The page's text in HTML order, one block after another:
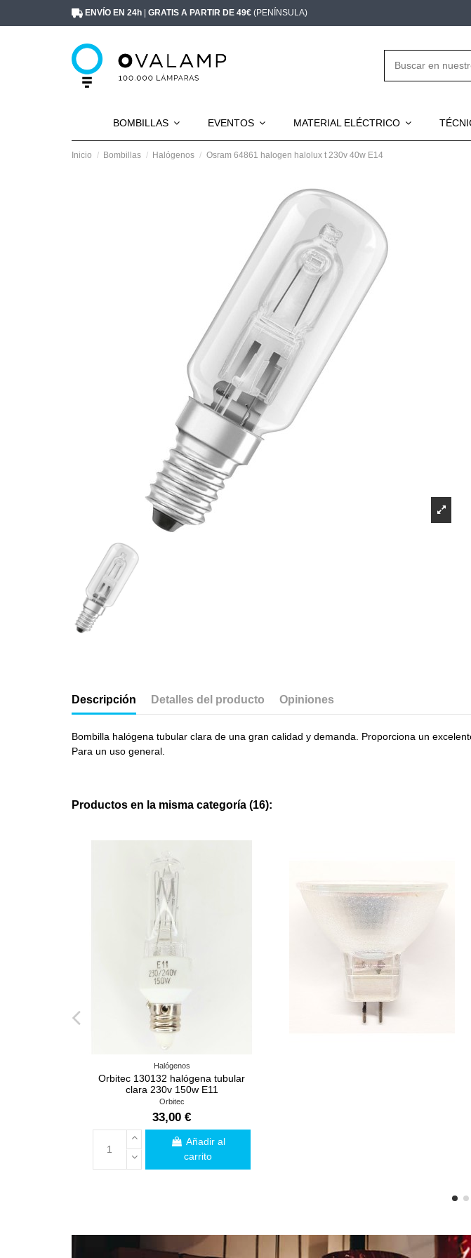
ENVÍO EN 24h GRATIS A PARTIR DE 49€ (PENÍNSULA)
BOMBILLAS EVENTOS MATERIAL ELÉCTRICO
Inicio Bombillas Halógenos Osram 64861 halogen halolux t 230v 40w E14
Descripción Detalles del producto Opiniones
Bombilla halógena tubular clara de una gran calidad y demanda. Proporciona un
Para un uso general.
Productos en la misma categoría (16):
Halógenos
Orbitec 130132 halógena tubular
clara 230v 150w E11
Orbitec
33,00 €
Añadir al
carrito